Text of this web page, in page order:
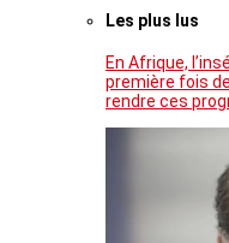
Les plus lus
En Afrique,
première fois
rendre ces